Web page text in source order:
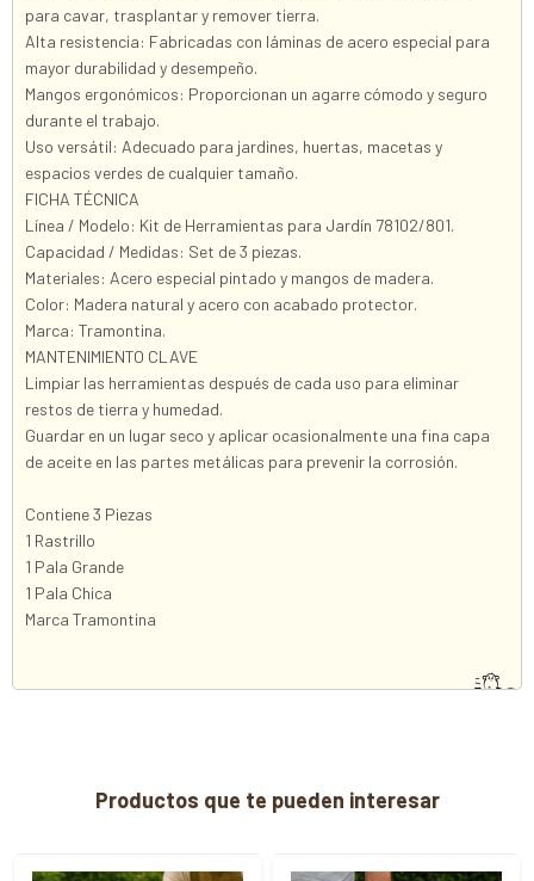
para cavar, trasplantar y remover tierra.
Alta resistencia: Fabricadas con láminas de acero especial para
mayor durabilidad y desempeño.
Mangos ergonómicos: Proporcionan un agarre cómodo y seguro
durante el trabajo.
Uso versátil: Adecuado para jardines, huertas, macetas y
espacios verdes de cualquier tamaño.
FICHA TÉCNICA
Línea / Modelo: Kit de Herramientas para Jardín 78102/801.
Capacidad / Medidas: Set de 3 piezas.
Materiales: Acero especial pintado y mangos de madera.
Color: Madera natural y acero con acabado protector.
Marca: Tramontina.
MANTENIMIENTO CLAVE
Limpiar las herramientas después de cada uso para eliminar
restos de tierra y humedad.
Guardar en un lugar seco y aplicar ocasionalmente una fina capa
de aceite en las partes metálicas para prevenir la corrosión.
Contiene 3 Piezas
1 Rastrillo
1 Pala Grande
1 Pala Chica
Marca Tramontina
Productos que te pueden interesar